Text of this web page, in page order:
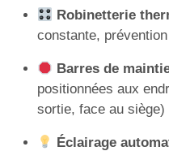
Robinetterie
constante,
Barres de
positionnées aux
sortie, face au siège)
Éclairage